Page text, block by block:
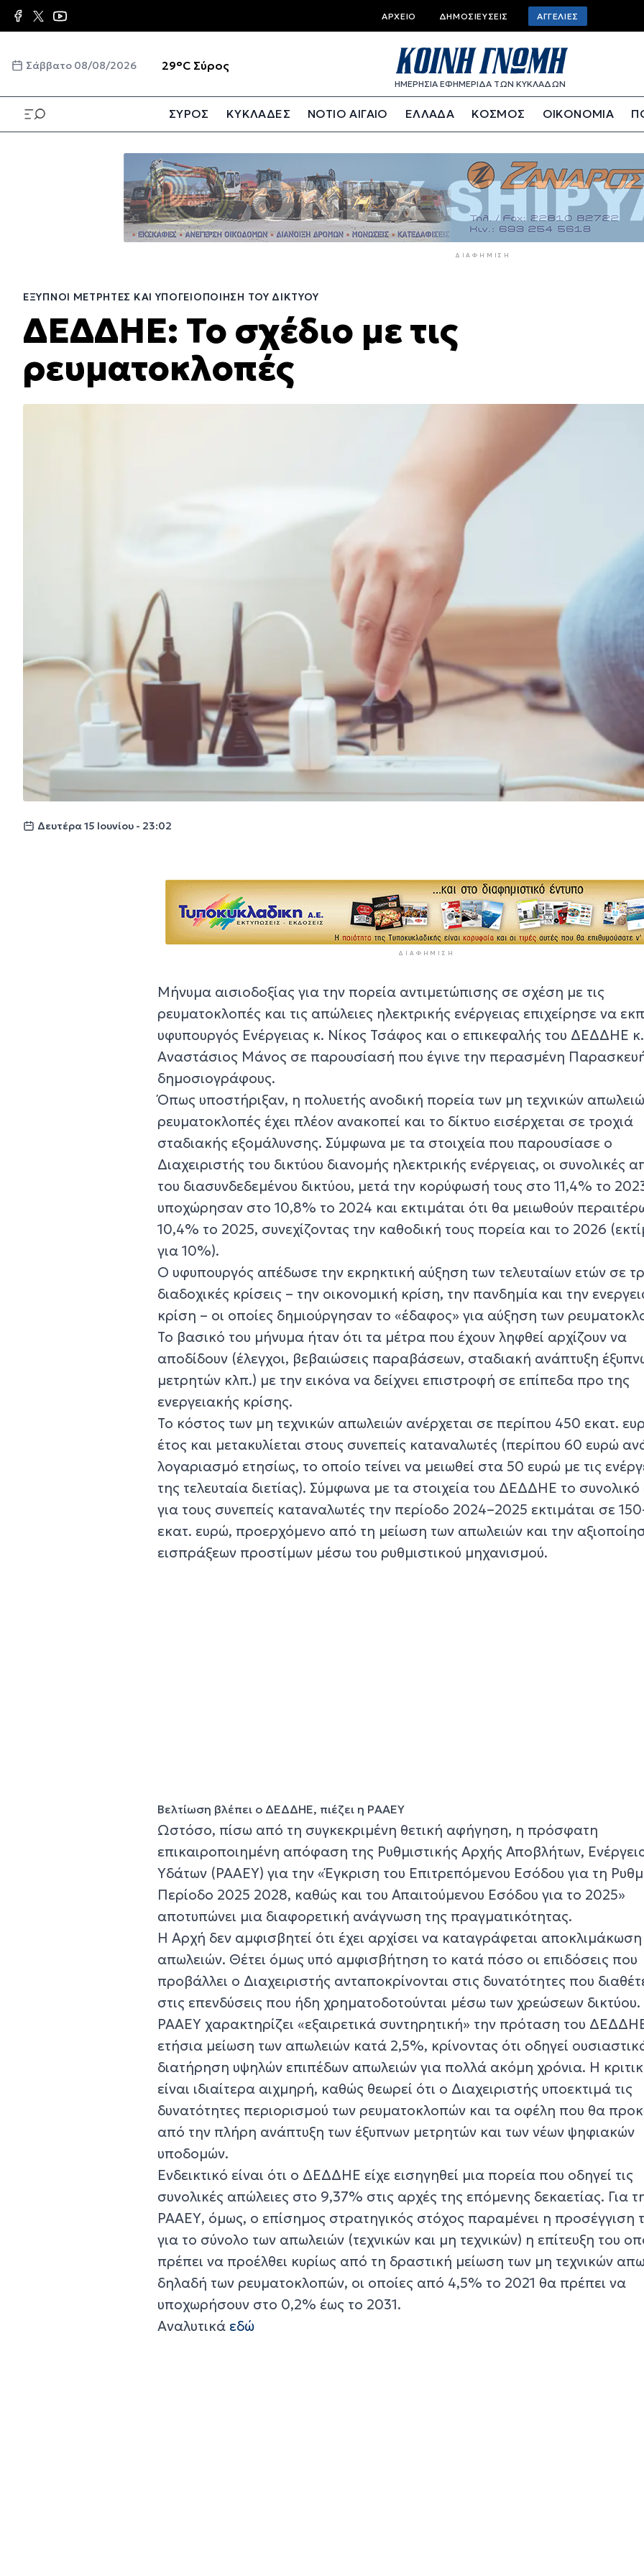
Παράκαμψη
προς
κυρίως
Top
bar
menu
ΑΡΧΕΊΟ ΔΗΜΟΣΙΕΎΣΕΙΣ ΑΓΓΕΛΊΕΣ
Σάββατο 08/08/2026 29°C Σύρος
ΗΜΕΡΗΣΙΑ ΕΦΗΜΕΡΙΔΑ ΤΩΝ ΚΥΚΛΑΔΩΝ
ΣΥΡΟΣ ΚΥΚΛΑΔΕΣ ΝΟΤΙΟ ΑΙΓΑΙΟ ΕΛΛΑΔΑ ΚΟΣΜΟΣ ΟΙΚΟΝΟΜΙΑ
ΔΙΑΦΉΜΙΣΗ
ΈΞΥΠΝΟΙ ΜΕΤΡΗΤΈΣ ΚΑΙ ΥΠΟΓΕΙΟΠΟΊΗΣΗ ΤΟΥ ΔΙΚΤΎΟΥ
ΔΕΔΔΗΕ: Το σχέδιο με τις
ρευματοκλοπές
Δευτέρα 15 Ιουνίου - 23:02
ΔΙΑΦΉΜΙΣΗ
Μήνυμα αισιοδοξίας για την πορεία αντιμετώπισης σε σχέση με τις
ρευματοκλοπές και τις απώλειες ηλεκτρικής ενέργειας επιχείρησε να
υφυπουργός Ενέργειας κ. Νίκος Τσάφος και ο επικεφαλής του ΔΕΔΔΗΕ κ.
Αναστάσιος Μάνος σε παρουσίασή που έγινε την περασμένη
δημοσιογράφους.
Όπως υποστήριξαν, η πολυετής ανοδική πορεία των μη τεχνικών
ρευματοκλοπές έχει πλέον ανακοπεί και το δίκτυο εισέρχεται σε τροχιά
σταδιακής εξομάλυνσης. Σύμφωνα με τα στοιχεία που παρουσίασε ο
Διαχειριστής του δικτύου διανομής ηλεκτρικής ενέργειας, οι συνολικές
του διασυνδεδεμένου δικτύου, μετά την κορύφωσή τους στο 11,4% το
υποχώρησαν στο 10,8% το 2024 και εκτιμάται ότι θα μειωθούν
10,4% το 2025, συνεχίζοντας την καθοδική τους πορεία και το 2026
για 10%).
Ο υφυπουργός απέδωσε την εκρηκτική αύξηση των τελευταίων ετών σε
διαδοχικές κρίσεις – την οικονομική κρίση, την πανδημία και την
κρίση – οι οποίες δημιούργησαν το «έδαφος» για αύξηση των
Το βασικό του μήνυμα ήταν ότι τα μέτρα που έχουν ληφθεί αρχίζουν να
αποδίδουν (έλεγχοι, βεβαιώσεις παραβάσεων, σταδιακή ανάπτυξη
μετρητών κλπ.) με την εικόνα να δείχνει επιστροφή σε επίπεδα προ της
ενεργειακής κρίσης.
Το κόστος των μη τεχνικών απωλειών ανέρχεται σε περίπου 450 εκατ.
έτος και μετακυλίεται στους συνεπείς καταναλωτές (περίπου 60 ευρώ
λογαριασμό ετησίως, το οποίο τείνει να μειωθεί στα 50 ευρώ με τις
της τελευταία διετίας). Σύμφωνα με τα στοιχεία του ΔΕΔΔΗΕ το
για τους συνεπείς καταναλωτές την περίοδο 2024–2025 εκτιμάται σε
εκατ. ευρώ, προερχόμενο από τη μείωση των απωλειών και την
εισπράξεων προστίμων μέσω του ρυθμιστικού μηχανισμού.
Βελτίωση βλέπει ο ΔΕΔΔΗΕ, πιέζει η ΡΑΑΕΥ
Ωστόσο, πίσω από τη συγκεκριμένη θετική αφήγηση, η πρόσφατη
επικαιροποιημένη απόφαση της Ρυθμιστικής Αρχής Αποβλήτων,
Υδάτων (ΡΑΑΕΥ) για την «Έγκριση του Επιτρεπόμενου Εσόδου για τη
Περίοδο 2025 2028, καθώς και του Απαιτούμενου Εσόδου για το 2025»
αποτυπώνει μια διαφορετική ανάγνωση της πραγματικότητας.
Η Αρχή δεν αμφισβητεί ότι έχει αρχίσει να καταγράφεται
απωλειών. Θέτει όμως υπό αμφισβήτηση το κατά πόσο οι επιδόσεις που
προβάλλει ο Διαχειριστής ανταποκρίνονται στις δυνατότητες που
στις επενδύσεις που ήδη χρηματοδοτούνται μέσω των χρεώσεων
ΡΑΑΕΥ χαρακτηρίζει «εξαιρετικά συντηρητική» την πρόταση του
ετήσια μείωση των απωλειών κατά 2,5%, κρίνοντας ότι οδηγεί
διατήρηση υψηλών επιπέδων απωλειών για πολλά ακόμη χρόνια. Η
είναι ιδιαίτερα αιχμηρή, καθώς θεωρεί ότι ο Διαχειριστής υποεκτιμά τις
δυνατότητες περιορισμού των ρευματοκλοπών και τα οφέλη που θα
από την πλήρη ανάπτυξη των έξυπνων μετρητών και των νέων ψηφιακών
υποδομών.
Ενδεικτικό είναι ότι ο ΔΕΔΔΗΕ είχε εισηγηθεί μια πορεία που οδηγεί τις
συνολικές απώλειες στο 9,37% στις αρχές της επόμενης δεκαετίας. Για
ΡΑΑΕΥ, όμως, ο επίσημος στρατηγικός στόχος παραμένει η προσέγγιση
για το σύνολο των απωλειών (τεχνικών και μη τεχνικών) η επίτευξη του
πρέπει να προέλθει κυρίως από τη δραστική μείωση των μη τεχνικών
δηλαδή των ρευματοκλοπών, οι οποίες από 4,5% το 2021 θα πρέπει να
υποχωρήσουν στο 0,2% έως το 2031.
Αναλυτικά εδώ